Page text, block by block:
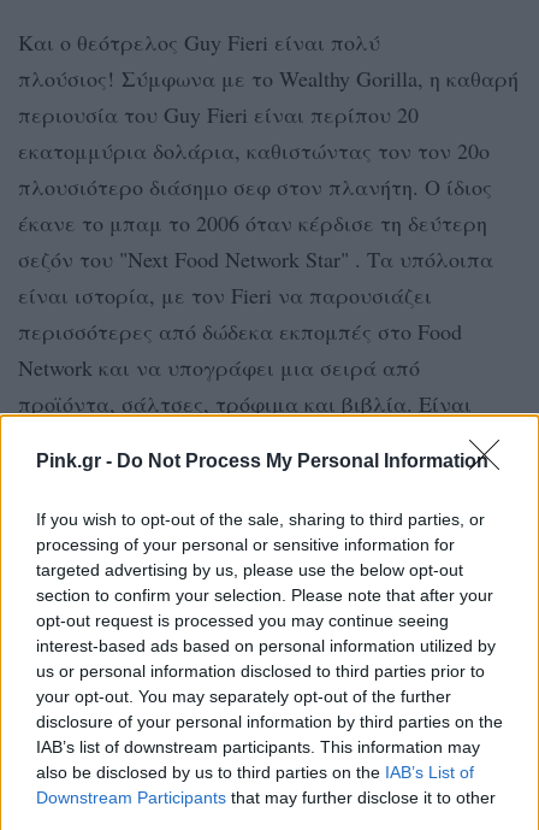
Pink.gr - Do Not Process My Personal Information
If you wish to opt-out of the sale, sharing to third parties, or
processing of your personal or sensitive information for
targeted advertising by us, please use the below opt-out
section to confirm your selection. Please note that after your
opt-out request is processed you may continue seeing
interest-based ads based on personal information utilized by
us or personal information disclosed to third parties prior to
your opt-out. You may separately opt-out of the further
disclosure of your personal information by third parties on the
IAB’s list of downstream participants. This information may
also be disclosed by us to third parties on the IAB’s List of
Downstream Participants that may further disclose it to other
Και ο θεότρελος Guy Fieri είναι πολύ
πλούσιος! Σύμφωνα με το Wealthy Gorilla, η καθαρή
περιουσία του Guy Fieri είναι περίπου 20
εκατομμύρια δολάρια, καθιστώντας τον τον 20ο
πλουσιότερο διάσημο σεφ στον πλανήτη. Ο ίδιος
έκανε το μπαμ το 2006 όταν κέρδισε τη δεύτερη
σεζόν του "Next Food Network Star" . Tα υπόλοιπα
είναι ιστορία, με τον Fieri να παρουσιάζει
περισσότερες από δώδεκα εκπομπές στο Food
Network και να υπογράφει μια σειρά από
προϊόντα, σάλτσες, τρόφιμα και βιβλία. Είναι
Sammy Hagar.
Το Celebrity Net Worth εκτιμά πως η καθαρή
περιουσία του Fieri, είναι γύρω στα 40
εκατομμύρια δολάρια. Βάλτε μέσα και ένα
συμβόλαιο ύψους 80 εκατομμυρίων δολαρίων που
υπέγραψε ο Guy Fieri με το Food Network τον Μάιο
του 2021, το οποίο αυτόματα τον έκανε τον τον πιο
ακριβοπληρωμένο σεφ στην καλωδιακή
τηλεόραση. Το συμβόλαιο ξεπερνά τα 26